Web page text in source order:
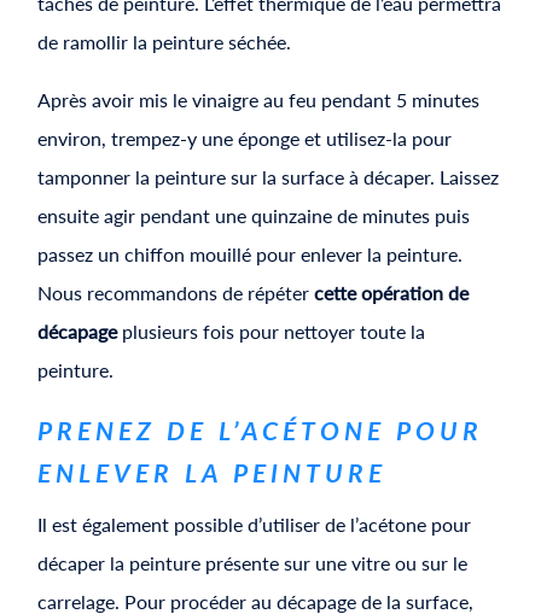
de ramollir la peinture séchée.
Après avoir mis le vinaigre au feu pendant 5 minutes
environ, trempez-y une éponge et utilisez-la pour
tamponner la peinture sur la surface à décaper. Laissez
ensuite agir pendant une quinzaine de minutes puis
passez un chiffon mouillé pour enlever la peinture.
Nous recommandons de répétercette opération de
décapageplusieurs fois pour nettoyer toute la
peinture.
PRENEZ DE L’ACÉTONE POUR
ENLEVER LA PEINTURE
Il est également possible d’utiliser de l’acétone pour
décaper la peinture présente sur une vitre ou sur le
carrelage. Pour procéder au décapage de la surface,